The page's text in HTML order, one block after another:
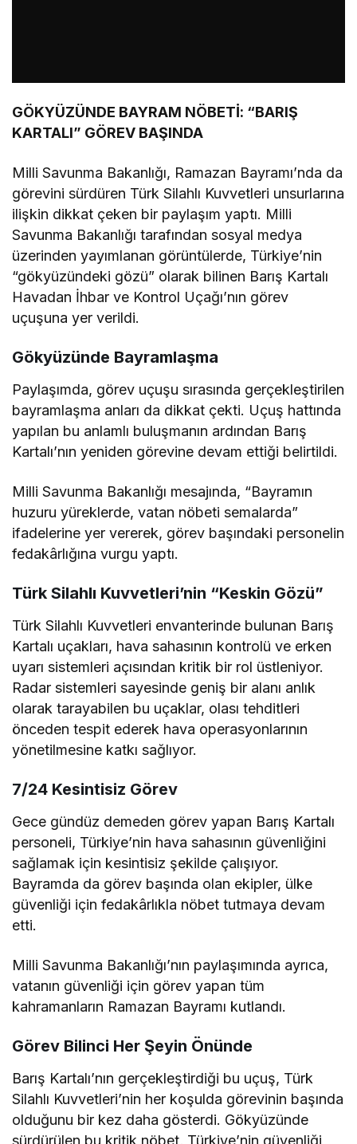
GÖKYÜZÜNDE BAYRAM NÖBETİ: “BARIŞ
KARTALI” GÖREV BAŞINDA
Milli Savunma Bakanlığı, Ramazan Bayramı’nda da
görevini sürdüren Türk Silahlı Kuvvetleri unsurlarına
ilişkin dikkat çeken bir paylaşım yaptı. Milli
Savunma Bakanlığı tarafından sosyal medya
üzerinden yayımlanan görüntülerde, Türkiye’nin
“gökyüzündeki gözü” olarak bilinen Barış Kartalı
Havadan İhbar ve Kontrol Uçağı’nın görev
uçuşuna yer verildi.
Gökyüzünde Bayramlaşma
Paylaşımda, görev uçuşu sırasında gerçekleştirilen
bayramlaşma anları da dikkat çekti. Uçuş hattında
yapılan bu anlamlı buluşmanın ardından Barış
Kartalı’nın yeniden görevine devam ettiği belirtildi.
Milli Savunma Bakanlığı mesajında, “Bayramın
huzuru yüreklerde, vatan nöbeti semalarda”
ifadelerine yer vererek, görev başındaki personelin
fedakârlığına vurgu yaptı.
Türk Silahlı Kuvvetleri’nin “Keskin Gözü”
Türk Silahlı Kuvvetleri envanterinde bulunan Barış
Kartalı uçakları, hava sahasının kontrolü ve erken
uyarı sistemleri açısından kritik bir rol üstleniyor.
Radar sistemleri sayesinde geniş bir alanı anlık
olarak tarayabilen bu uçaklar, olası tehditleri
önceden tespit ederek hava operasyonlarının
yönetilmesine katkı sağlıyor.
7/24 Kesintisiz Görev
Gece gündüz demeden görev yapan Barış Kartalı
personeli, Türkiye’nin hava sahasının güvenliğini
sağlamak için kesintisiz şekilde çalışıyor.
Bayramda da görev başında olan ekipler, ülke
güvenliği için fedakârlıkla nöbet tutmaya devam
etti.
Milli Savunma Bakanlığı’nın paylaşımında ayrıca,
vatanın güvenliği için görev yapan tüm
kahramanların Ramazan Bayramı kutlandı.
Görev Bilinci Her Şeyin Önünde
Barış Kartalı’nın gerçekleştirdiği bu uçuş, Türk
Silahlı Kuvvetleri’nin her koşulda görevinin başında
olduğunu bir kez daha gösterdi. Gökyüzünde
sürdürülen bu kritik nöbet, Türkiye’nin güvenliği